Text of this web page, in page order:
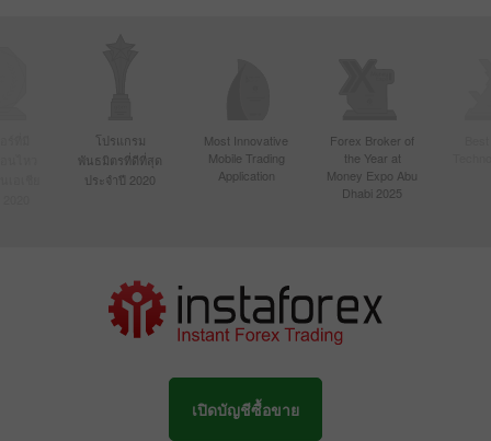
โปรแกรม
พันธมิตรที่ดีที่สุด
ประจำปี 2020
Most Innovative
Mobile Trading
Application
Forex Broker of
the Year at
Money Expo Abu
Dhabi 2025
เปิดบัญชีซื้อขาย